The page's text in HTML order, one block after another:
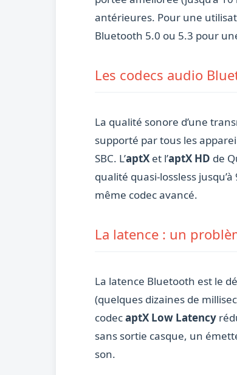
antérieures. Pour une
Bluetooth 5.0 ou 5.3 pour
Les codecs audio
La qualité sonore d’une
supporté par tous les
SBC. L’aptX et l’aptX HD de
qualité quasi-lossless
même codec avancé.
La latence : un
La latence Bluetooth est le
(quelques dizaines de
codecaptX Low Latency
sans sortie casque, un
son.